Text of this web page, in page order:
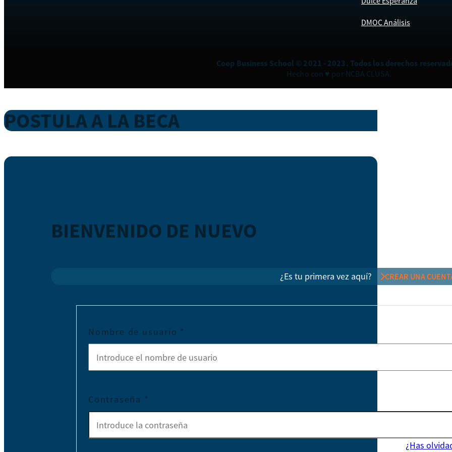
DMOC Análisis
Coop Business School © 2021 - 2023. Todos los derechos
Hecho con ♥ por NCBA CLUSA.
POSTULA A LA BECA
BIENVENIDO DE NUEVO
¿Es tu primera vez aquí? CREAR UNA
Nombre de usuario *
Contraseña *
¿Has